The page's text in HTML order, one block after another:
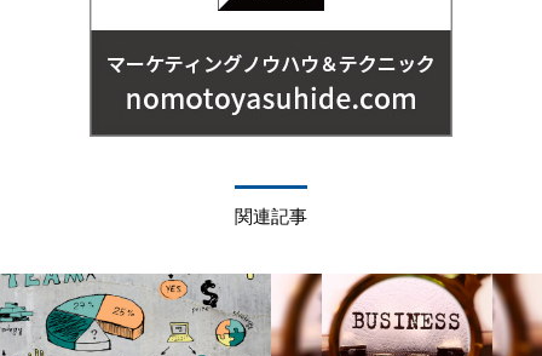
関連記事